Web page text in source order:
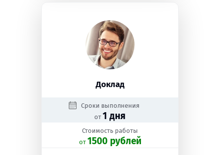
Доклад
Сроки выполнения
от 1 дня
Стоимость работы
oт 1500 рублей